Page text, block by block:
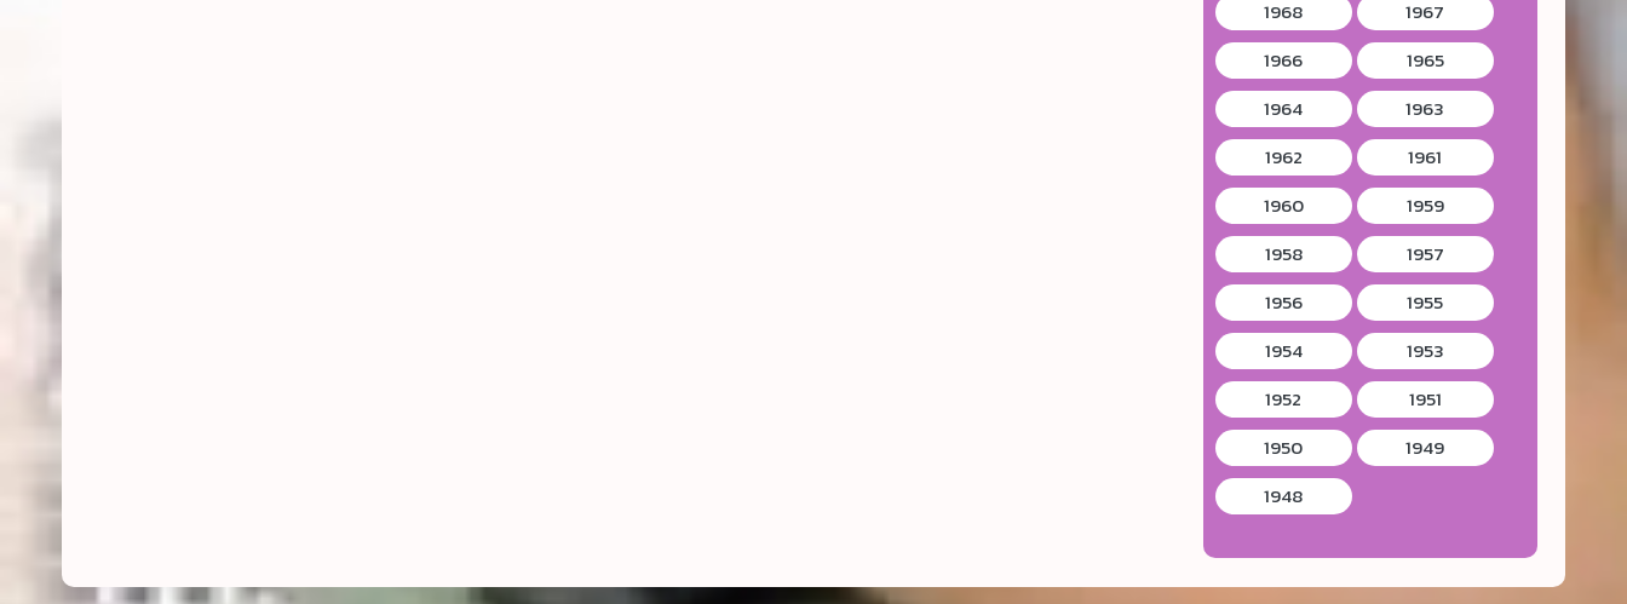
1968
1967
1966
1965
1964
1963
1962
1961
1960
1959
1958
1957
1956
1955
1954
1953
1952
1951
1950
1949
1948